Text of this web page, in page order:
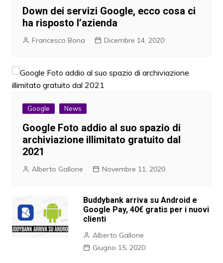
Down dei servizi Google, ecco cosa ci
ha risposto l’azienda
Francesco Bona Dicembre 14, 2020
Google News
Google Foto addio al suo spazio di
archiviazione illimitato gratuito dal
2021
Alberto Gallone Novembre 11, 2020
Buddybank arriva su Android e
Google Pay, 40€ gratis per i nuovi
clienti
Alberto Gallone
Giugno 15, 2020